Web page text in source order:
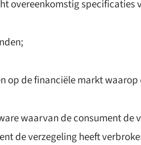
overeenkomstig specificaties
de financiële markt
waarvan de consument de
de verzegeling heeft